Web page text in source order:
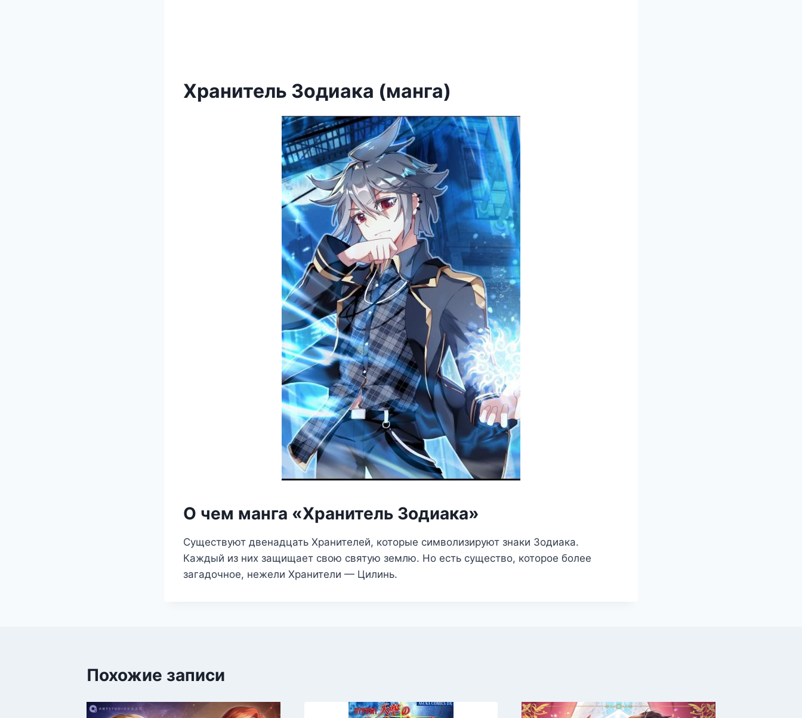
Хранитель Зодиака (манга)
О чем манга «Хранитель Зодиака»
Существуют двенадцать Хранителей, которые символизируют знаки Зодиака.
Каждый из них защищает свою святую землю. Но есть существо, которое более
загадочное, нежели Хранители — Цилинь.
Похожие записи